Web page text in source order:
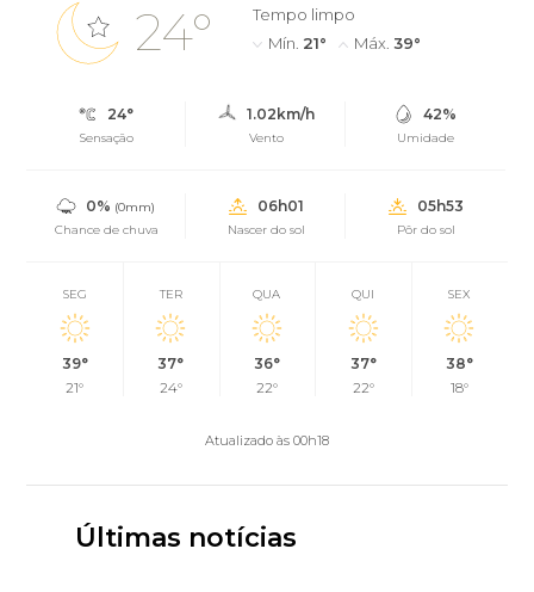
24°
Tempo limpo
Mín. 21° Máx. 39°
24°
Sensação
1.02km/h
Vento
42%
Umidade
0% (0mm)
Chance de chuva
06h01
Nascer do sol
05h53
Pôr do sol
SEG
39°
21°
TER
37°
24°
QUA
36°
22°
QUI
37°
22°
SEX
38°
18°
Atualizado às 00h18
Últimas notícias